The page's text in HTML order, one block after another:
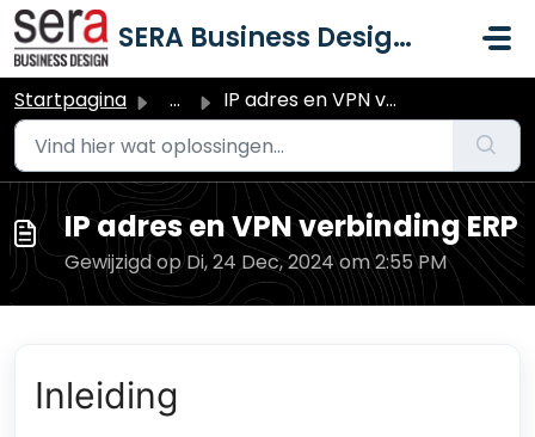
Doorgaan naar hoofdinhoud
SERA Business Design B.V.
Startpagina ... IP adres en VPN verbinding ERP
IP adres en VPN verbinding ERP
Gewijzigd op Di, 24 Dec, 2024 om 2:55 PM
Inleiding